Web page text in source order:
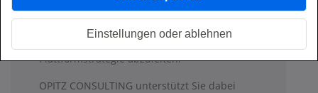
Einstellungen oder ablehnen
Risiken und Rahmenbedingungen
gemeinsam zu sortieren – und daraus
konkrete Use Cases und eine passende
Plattformstrategie abzuleiten.
OPITZ CONSULTING unterstützt Sie dabei